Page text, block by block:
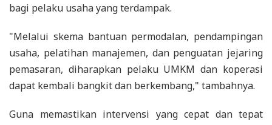
bagi pelaku usaha yang terdampak.
"Melalui skema bantuan permodalan, pendampingan
usaha, pelatihan manajemen, dan penguatan jejaring
pemasaran, diharapkan pelaku UMKM dan koperasi
dapat kembali bangkit dan berkembang," tambahnya.
Guna memastikan intervensi yang cepat dan tepat